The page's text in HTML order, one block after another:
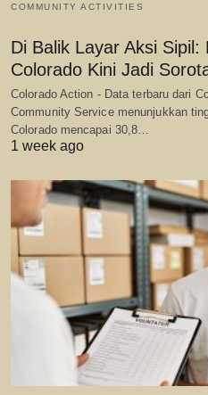
COMMUNITY ACTIVITIES
Di Balik Layar Aksi Sipil:
Colorado Kini Jadi
Colorado Action - Data terbaru dari
Community Service menunjukkan
Colorado mencapai 30,8…
1 week ago